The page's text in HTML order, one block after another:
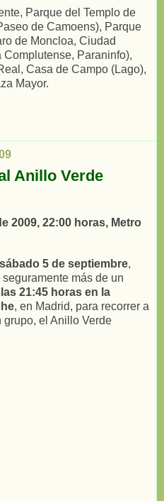
Parque del Templo de
de Camoens), Parque
de Moncloa, Ciudad
Paraninfo),
Casa de Campo (Lago),
Mayor.
Anillo Verde
2009, 22:00 horas, Metro
5 de septiembre,
más de un
21:45 horas en la
, en Madrid, para recorrer a
grupo, el Anillo Verde